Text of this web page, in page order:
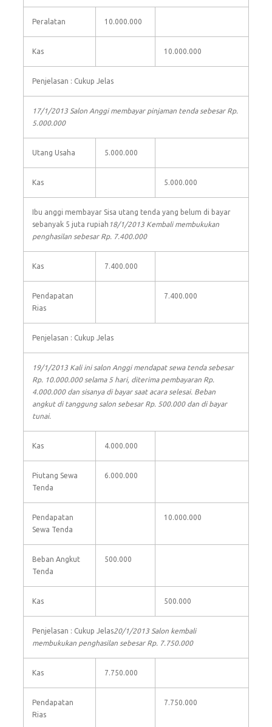
Peralatan 10.000.000
Kas 10.000.000
Penjelasan : Cukup Jelas
17/1/2013 Salon Anggi membayar pinjaman tenda sebesar Rp.
5.000.000
Utang Usaha 5.000.000
Kas 5.000.000
Ibu anggi membayar Sisa utang tenda yang belum di bayar
sebanyak 5 juta rupiah 18/1/2013 Kembali membukukan
penghasilan sebesar Rp. 7.400.000
Kas 7.400.000
Pendapatan
Rias
7.400.000
Penjelasan : Cukup Jelas
19/1/2013 Kali ini salon Anggi mendapat sewa tenda sebesar
Rp. 10.000.000 selama 5 hari, diterima pembayaran Rp.
4.000.000 dan sisanya di bayar saat acara selesai. Beban
angkut di tanggung salon sebesar Rp. 500.000 dan di bayar
tunai.
Kas 4.000.000
Piutang Sewa
Tenda
6.000.000
Pendapatan
Sewa Tenda
10.000.000
Beban Angkut
Tenda
500.000
Kas 500.000
Penjelasan : Cukup Jelas20/1/2013 Salon kembali
membukukan penghasilan sebesar Rp. 7.750.000
Kas 7.750.000
Pendapatan
Rias
7.750.000